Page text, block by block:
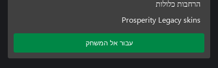
הרחבות כלולות
Prosperity Legacy skins
עבור אל המשחק